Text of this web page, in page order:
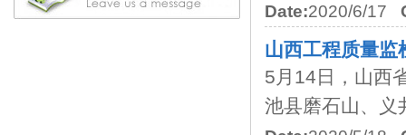
Date:2020/6/17
山西工程质量监
5月14日，山西
池县磨石山、义